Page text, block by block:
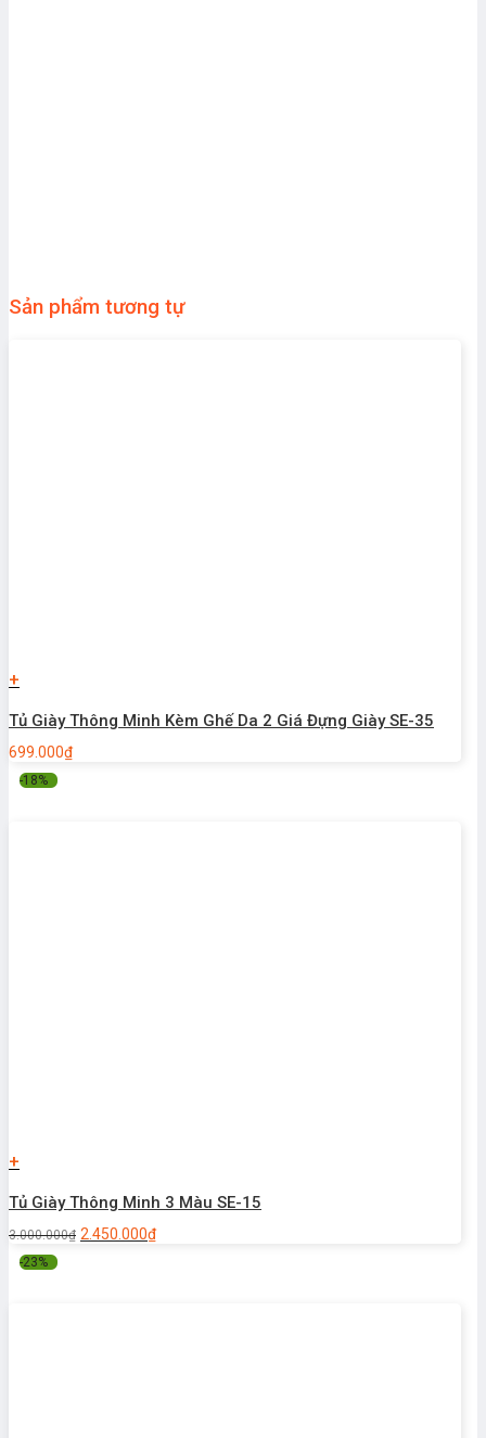
Sản phẩm tương tự
+
Tủ Giày Thông Minh Kèm Ghế Da 2 Giá Đựng Giày SE-35
699.000₫
-18%
+
Tủ Giày Thông Minh 3 Màu SE-15
3.000.000₫ 2.450.000₫
-23%